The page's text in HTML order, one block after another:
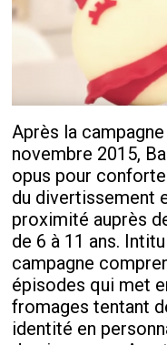
Après la
novembre 2015,
opus pour
du divertissement
proximité auprès
de 6 à 11 ans.
campagne
épisodes qui met
fromages tentant
identité en